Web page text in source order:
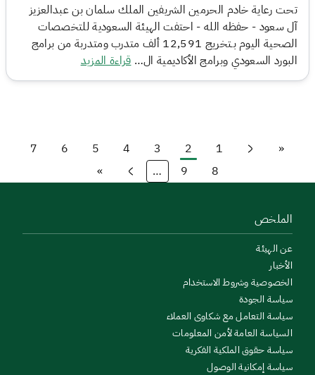
تحت رعاية خادم الحرمين الشريفين الملك سلمان بن عبدالعزيز
آل سعود - حفظه الله - احتفت الهيئة السعودية للتخصصات
الصحية اليوم بـتخريج 12,591 ألف متدرب ومتدربة من برامج
البورد السعودي وبرامج الأكاديمية ال… قراءة المزيد
First page«
Previous page
الصفحة1
Current page2 الصفحة
3 الصفحة4 الصفحة5 الصفحة6 الصفحة7
الصفحة8 الصفحة9
… الصفحة التالية
Last page»
الملخص
عن الهيئة
الأخبار
الخصوصية وشروط الاستخدام
سياسة الجودة
سياسة التعامل مع شكاوى العملاء
السياسة العامة لأمن المعلومات
سياسة حقوق الملكية الفكرية
سياسة إمكانية الوصول